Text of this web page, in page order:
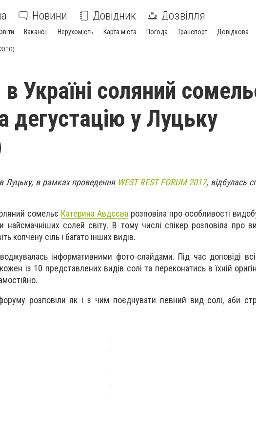
Новини Довідник Дозвілля
Вакансії Нерухомість Карта міста Погода Транспорт Довідкова
Україні соляний
дегустацію у Луцьку
Луцьку, в рамках проведення WEST REST FORUM 2017, відбулась
сомельє Катерина Авдєєва розповіла про особливості
найсмачніших солей світу. В тому числі спікер розповіла про
копчену сіль і багато інших видів.
інформативними фото-слайдами. Під час доповіді всі
із 10 представлених видів солі та переконатись в їхній
розповіли як і з чим поєднувати певний вид солі, аби